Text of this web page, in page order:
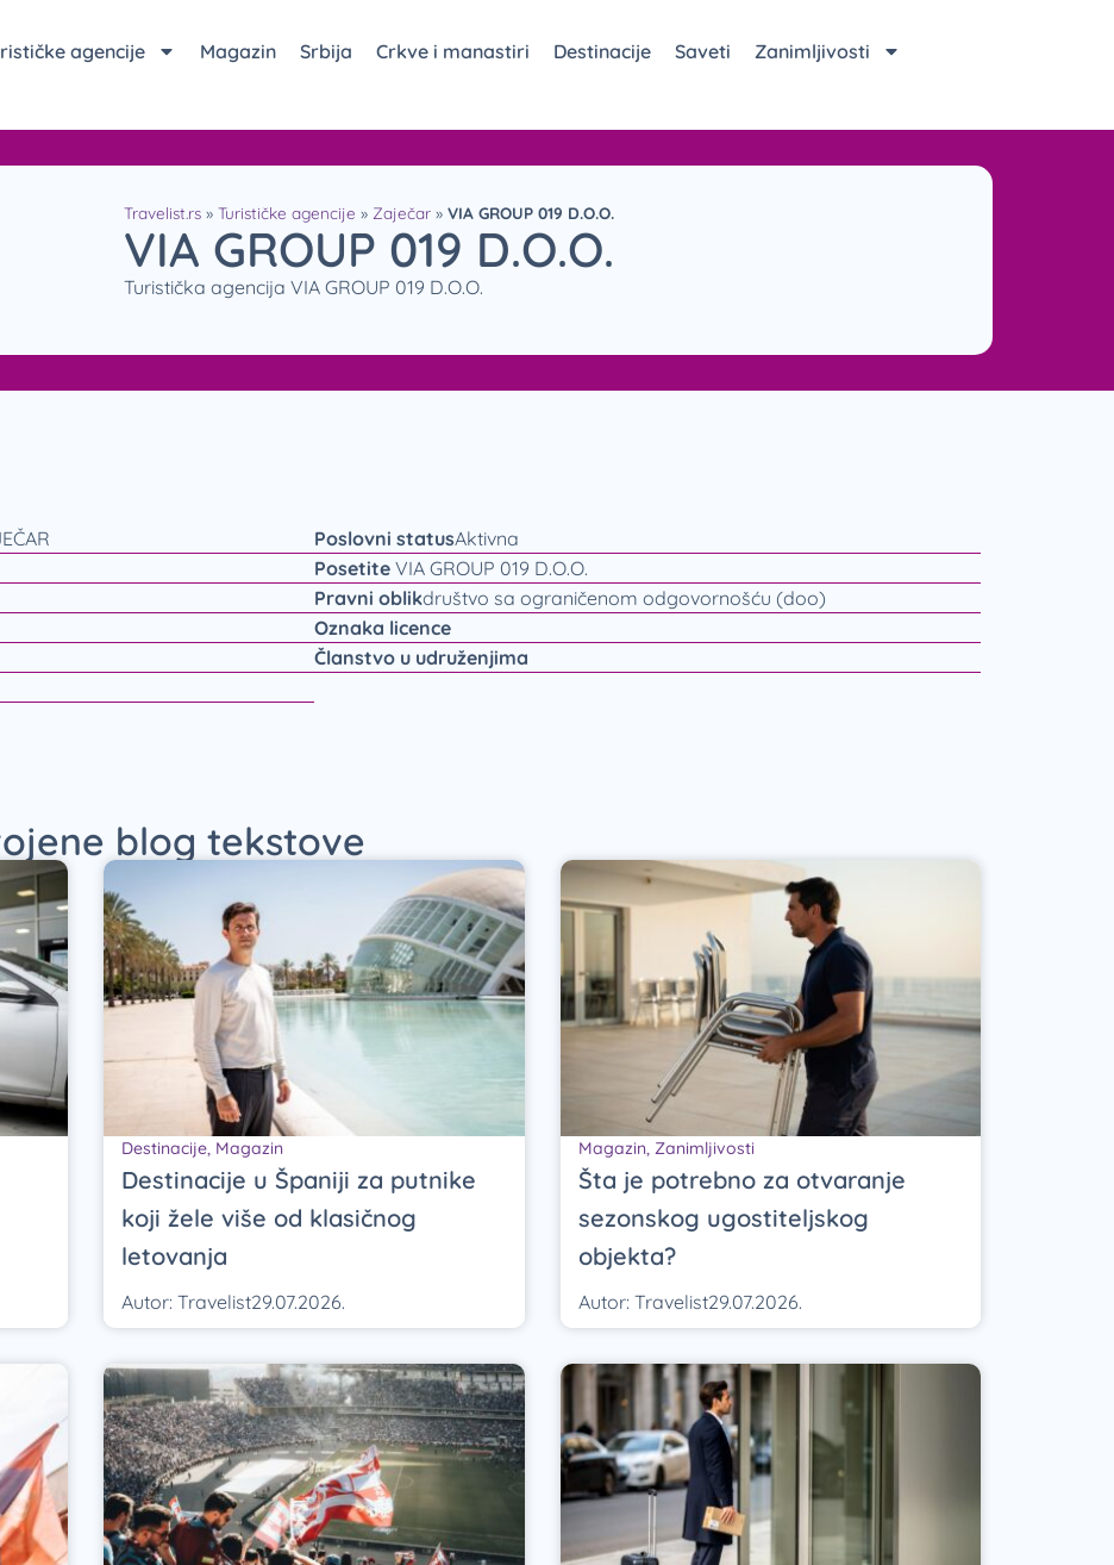
agencije Magazin Srbija Crkve i manastiri Destinacije Saveti Zanimljivosti
Travelist.rs» Turističke agencije » Zaječar» VIA GROUP 019 D.O.O.
VIA GROUP 019 D.O.O.
Turistička agencija VIA GROUP 019 D.O.O.
Poslovni statusAktivna
Posetite VIA GROUP 019 D.O.O.
Pravni oblikdruštvo sa ograničenom odgovornošću (doo)
Oznaka licence
Članstvo u udruženjima
blog tekstove
Destinacije, Magazin
Destinacije u Španiji za putnike
koji žele više od klasičnog
letovanja
Autor: Travelist29.07.2026.
Magazin, Zanimljivosti
Šta je potrebno za otvaranje
sezonskog ugostiteljskog
objekta?
Autor: Travelist29.07.2026.